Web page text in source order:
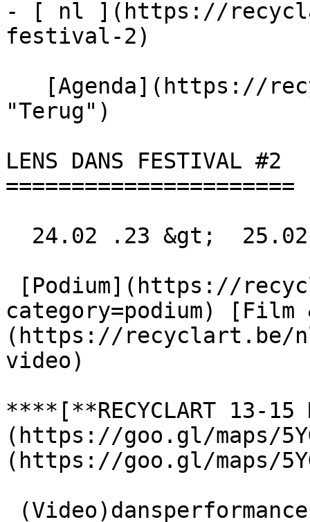
- [ nl ](https://
festival-2)
"Terug")
LENS DANS FESTIVAL #2
======================
category=podium) [Film
(https://recyclart.be/
video)
****[**RECYCLART 13-
(https://goo.gl/maps/
(https://goo.gl/maps/